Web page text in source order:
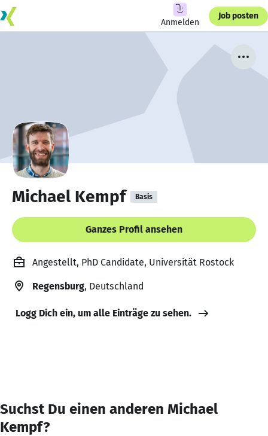
Anmelden
Job posten
Michael Kempf Basis
Ganzes Profil ansehen
Angestellt, PhD Candidate, Universität Rostock
Regensburg, Deutschland
Logg Dich ein, um alle Einträge zu sehen.
Suchst Du einen anderen Michael
Kempf?